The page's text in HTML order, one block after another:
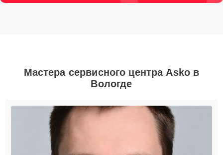
Мастера сервисного центра Asko в
Вологде